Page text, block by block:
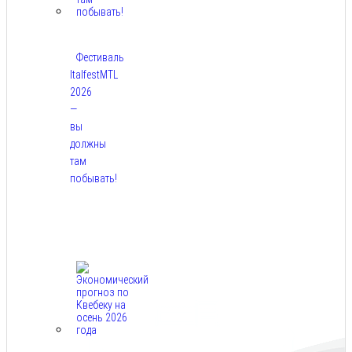
Фестиваль
ItalfestMTL
2026
—
вы
должны
там
побывать!